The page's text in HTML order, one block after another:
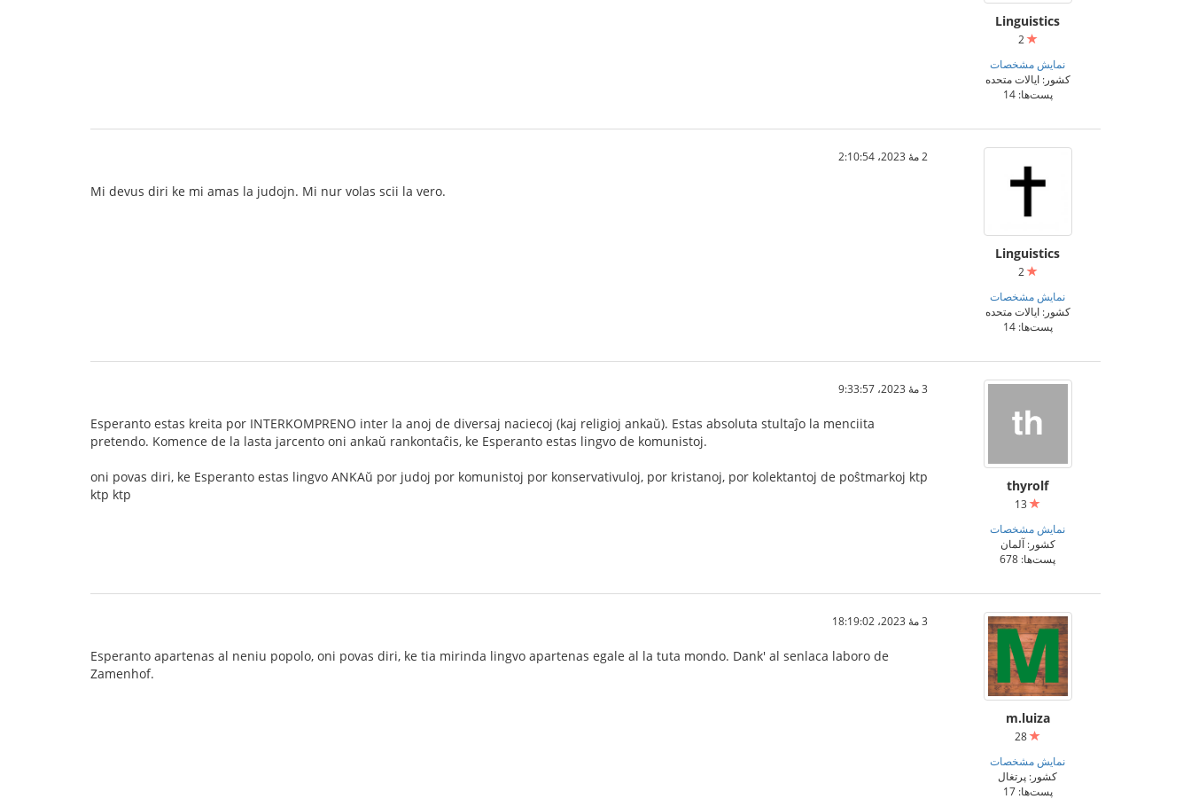
Linguistics
نمایش مشخصات
کشور: ایالات متحده
پست‌ها: 14
Linguistics
نمایش مشخصات
کشور: ایالات متحده
پست‌ها: 14
2 مهٔ 2023،‏ 2:10:54
Mi devus diri ke mi amas la judojn. Mi nur volas scii la vero.
thyrolf
نمایش مشخصات
کشور: آلمان
پست‌ها: 678
3 مهٔ 2023،‏ 9:33:57
Esperanto estas kreita por INTERKOMPRENO inter la anoj de diversaj naciecoj (kaj religioj ankaŭ). Estas absoluta stultaĵo la menciita
pretendo. Komence de la lasta jarcento oni ankaŭ rankontaĉis, ke Esperanto estas lingvo de komunistoj.
oni povas diri, ke Esperanto estas lingvo ANKAŭ por judoj por komunistoj por konservativuloj, por kristanoj, por kolektantoj de poŝtmarkoj ktp
ktp ktp
m.luiza
نمایش مشخصات
کشور: پرتغال
پست‌ها: 17
3 مهٔ 2023،‏ 18:19:02
Esperanto apartenas al neniu popolo, oni povas diri, ke tia mirinda lingvo apartenas egale al la tuta mondo. Dank' al senlaca laboro de
Zamenhof.